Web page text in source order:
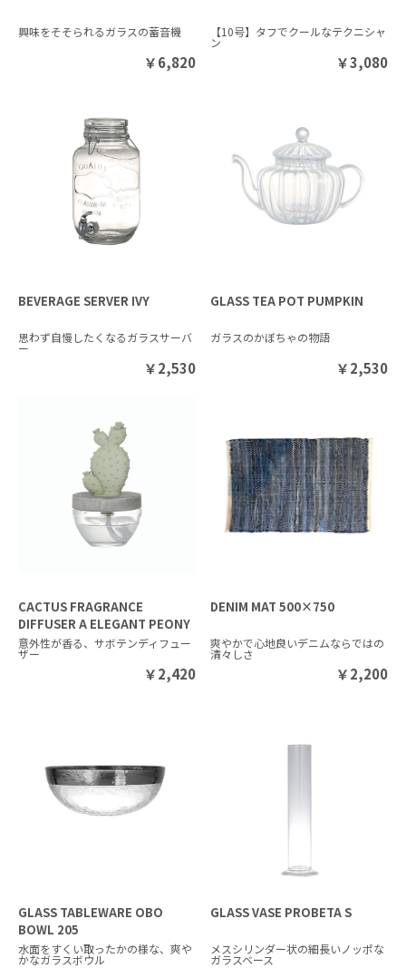
興味をそそられるガラスの蓄音機
￥6,820
【10号】タフでクールなテクニシャ
ン
￥3,080
BEVERAGE SERVER IVY
思わず自慢したくなるガラスサーバ
ー
￥2,530
GLASS TEA POT PUMPKIN
ガラスのかぼちゃの物語
￥2,530
CACTUS FRAGRANCE
DIFFUSER A ELEGANT PEONY
意外性が香る、サボテンディフュー
ザー
￥2,420
DENIM MAT 500×750
爽やかで心地良いデニムならではの
清々しさ
￥2,200
GLASS TABLEWARE OBO
BOWL 205
水面をすくい取ったかの様な、爽や
かなガラスボウル
GLASS VASE PROBETA S
メスシリンダー状の細長いノッポな
ガラスベース